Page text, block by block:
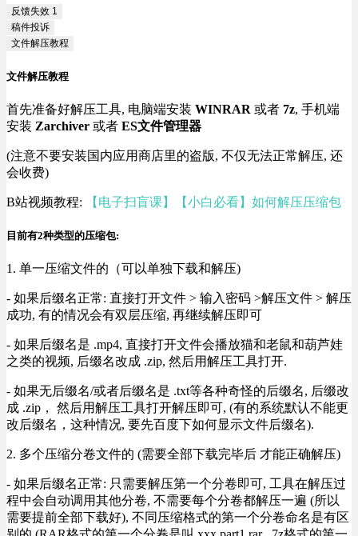
反馈失效 1
稿件投诉
文件解压教程
文件解压教程
首先准备好解压工具, 电脑端安装 WINRAR 或者 7z, 手机端
安装 Zarchiver 或者 ES文件管理器
(注意不要安装国内应用商店里的盗版, 不仅无法正常解压, 还
会收费)
B站视频教程: 【电子扫盲课】【小白必看】如何解压压缩包
目前有2种类型的压缩包:
1. 单一压缩文件的（可以单独下载和解压)
- 如果后缀名正常: 直接打开文件 > 输入密码 >解压文件 > 解压
成功, 有的情况会有双层压缩, 再继续解压即可
- 如果后缀名是 .mp4, 直接打开文件会播放猫和老鼠和葫芦娃
之类的视频, 后缀名改成 .zip, 然后用解压工具打开.
- 如果无后缀名/或者后缀名是 .txt等各种奇怪的后缀名, 后缀改
成 .zip， 然后用解压工具打开解压即可, (有的系统默认不能更
改后缀名，这种情况, 要先百度下如何显示文件后缀名).
2. 多个压缩分卷文件的 (需要全部下载完毕后 才能正确解压)
- 如果后缀名正常: 只需要解压第一个分卷即可, 工具在解压过
程中会自动调用其他分卷, 不需要每个分卷都解压一遍 (所以
需要提前全部下载好), 不同压缩格式的第一个分卷命名是有区